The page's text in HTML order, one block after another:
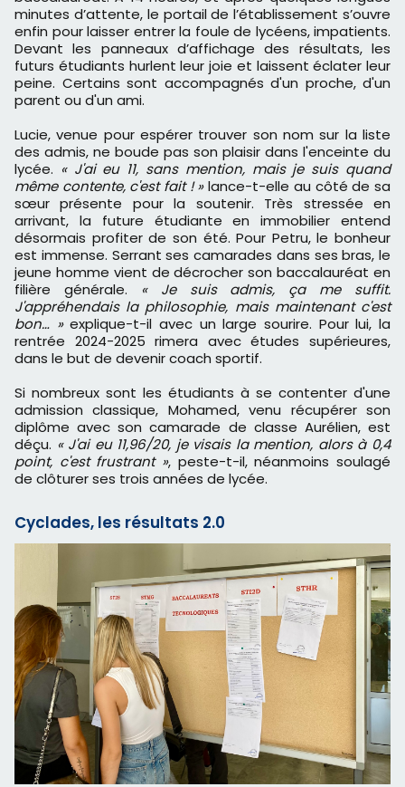
minutes d’attente, le portail de l’établissement s’ouvre
enfin pour laisser entrer la foule de lycéens, impatients.
Devant les panneaux d’affichage des résultats, les
futurs étudiants hurlent leur joie et laissent éclater leur
peine. Certains sont accompagnés d'un proche, d'un
parent ou d'un ami.
Lucie, venue pour espérer trouver son nom sur la liste
des admis, ne boude pas son plaisir dans l'enceinte du
lycée. « J'ai eu 11, sans mention, mais je suis quand
même contente, c'est fait ! »lance-t-elle au côté de sa
sœur présente pour la soutenir. Très stressée en
arrivant, la future étudiante en immobilier entend
désormais profiter de son été. Pour Petru, le bonheur
est immense. Serrant ses camarades dans ses bras, le
jeune homme vient de décrocher son baccalauréat en
filière générale. « Je suis admis, ça me suffit.
J'appréhendais la philosophie, mais maintenant c'est
bon… »explique-t-il avec un large sourire. Pour lui, la
rentrée 2024-2025 rimera avec études supérieures,
dans le but de devenir coach sportif.
Si nombreux sont les étudiants à se contenter d'une
admission classique, Mohamed, venu récupérer son
diplôme avec son camarade de classe Aurélien, est
déçu. « J'ai eu 11,96/20, je visais la mention, alors à 0,4
point, c'est frustrant », peste-t-il, néanmoins soulagé
de clôturer ses trois années de lycée.
Cyclades, les résultats 2.0